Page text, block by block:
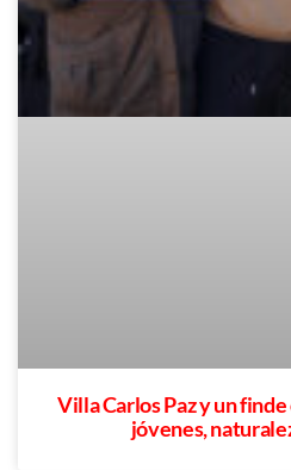
Villa Carlos Paz y un
jóvenes,